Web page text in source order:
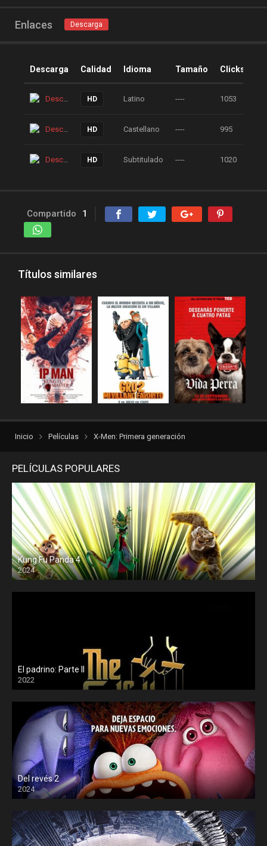
Enlaces Descarga
Descarga Calidad Idioma Tamaño Clicks
Descarga HD Latino ---- 1053
Descarga HD Castellano ---- 995
Descarga HD Subtitulado ---- 1020
Compartido 1
Títulos similares
Inicio Películas X-Men: Primera generación
PELÍCULAS POPULARES
Kung Fu Panda 4
2024
El padrino: Parte II
2022
Del revés 2
2024